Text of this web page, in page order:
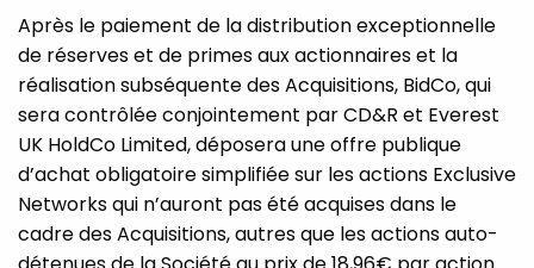
Après le paiement de la distribution exceptionnelle
de réserves et de primes aux actionnaires et la
réalisation subséquente des Acquisitions, BidCo, qui
sera contrôlée conjointement par CD&R et Everest
UK HoldCo Limited, déposera une offre publique
d’achat obligatoire simplifiée sur les actions Exclusive
Networks qui n’auront pas été acquises dans le
cadre des Acquisitions, autres que les actions auto-